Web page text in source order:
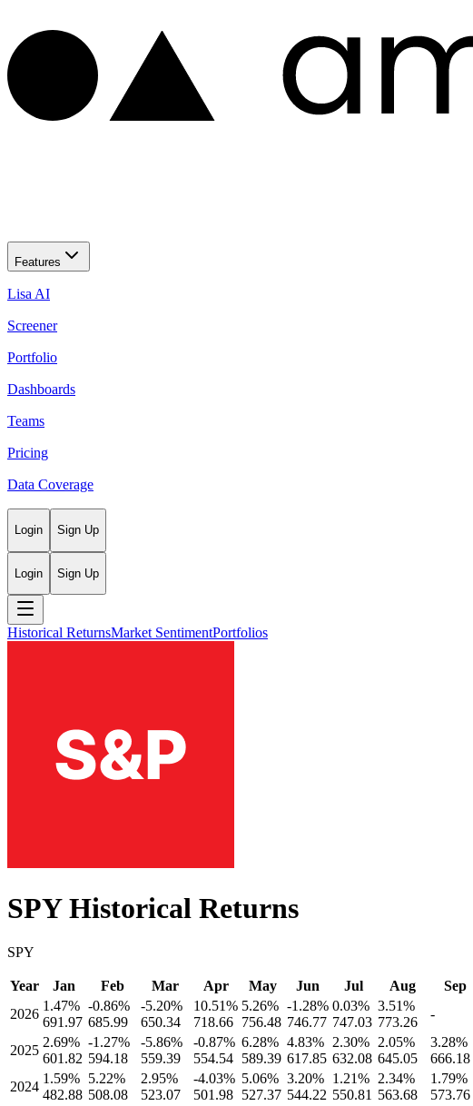
Features
Lisa AI
Screener
Portfolio
Dashboards
Teams
Pricing
Data Coverage
Login Sign Up
Login Sign Up
Historical ReturnsMarket SentimentPortfolios
SPYHistorical Returns
SPY
Year Jan Feb Mar Apr May Jun Jul Aug Sep
2026
1.47%
691.97
-0.86%
685.99
-5.20%
650.34
10.51%
718.66
5.26%
756.48
-1.28%
746.77
0.03%
747.03
3.51%
773.26
-
2025
2.69%
601.82
-1.27%
594.18
-5.86%
559.39
-0.87%
554.54
6.28%
589.39
4.83%
617.85
2.30%
632.08
2.05%
645.05
3.28%
666.18
2024
1.59%
482.88
5.22%
508.08
2.95%
523.07
-4.03%
501.98
5.06%
527.37
3.20%
544.22
1.21%
550.81
2.34%
563.68
1.79%
573.76